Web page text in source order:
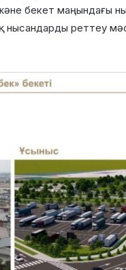
бекет маңындағы
реттеу